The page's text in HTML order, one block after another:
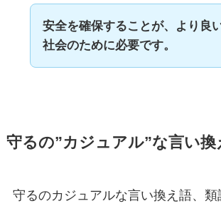
安全を確保することが、より良
社会のために必要です。
守るの”カジュアル”な言い換
守るのカジュアルな言い換え語、類